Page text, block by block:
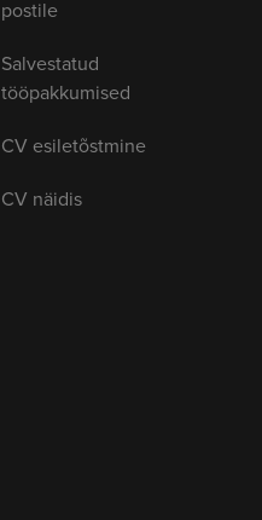
postile
Salvestatud
tööpakkumised
CV esiletõstmine
CV näidis